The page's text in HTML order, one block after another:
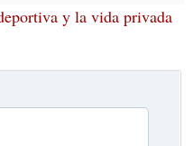
y la vida privada